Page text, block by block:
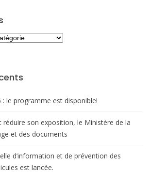
: le programme est disponible!
réduire son exposition, le Ministère de la
et des documents
d’information et de prévention des
est lancée.